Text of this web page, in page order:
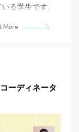
る学生です。
More
ーディネータ